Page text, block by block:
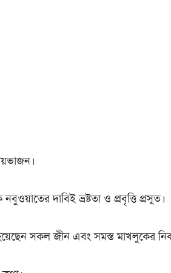
দাবিই ভ্রষ্টতা ও প্রবৃত্তি প্রসুত।
সকল জীন এবং সমস্ত মাখলুকের